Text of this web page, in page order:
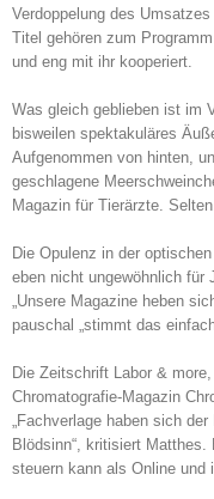
Verdoppelung des
Titel gehören zum
und eng mit ihr kooperiert.
Was gleich geblieben ist im
bisweilen spektakuläres
Aufgenommen von hinten,
geschlagene
Magazin für Tierärzte.
Die Opulenz in der
eben nicht ungewöhnlich für
„Unsere Magazine heben
pauschal „stimmt das
Die Zeitschrift Labor &
Chromatografie-Magazin
„Fachverlage haben sich
Blödsinn“, kritisiert
steuern kann als Online und